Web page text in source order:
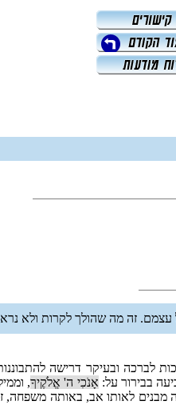
עצמם. זה מה שהולך לקרות ולא
לברכה ובעיקר דרישה
בבירור על: אָנֹכִי ה' אֱלֹקֶיךָ,
לאותו אב, באותה משפחה,